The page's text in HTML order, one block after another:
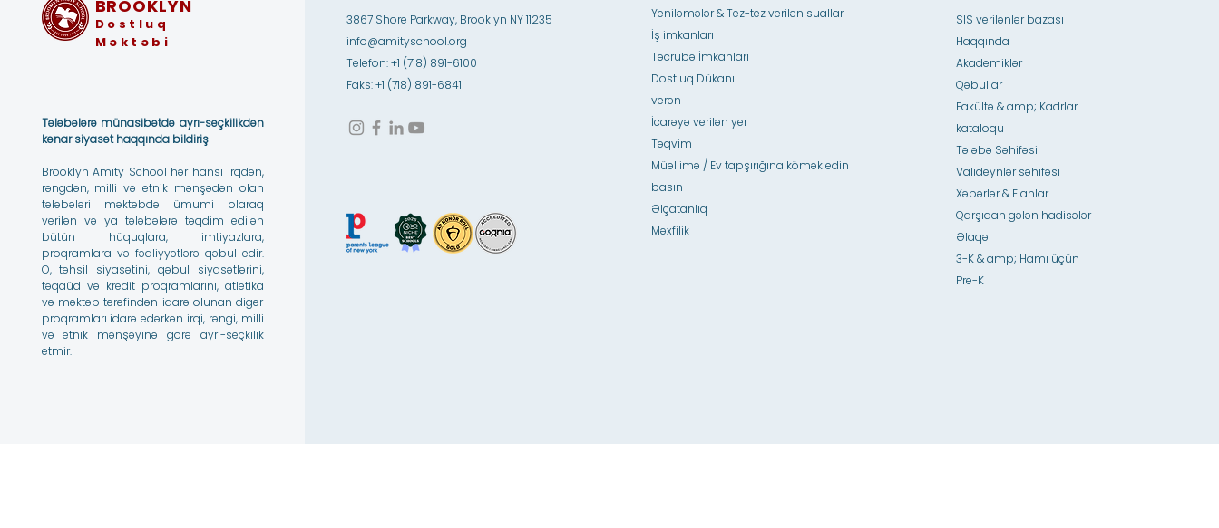
BROOKLYN
Dostluq
Məktəbi
Tələbələrə münasibətdə ayrı-seçkilikdən
kənar siyasət haqqında bildiriş
Brooklyn Amity School hər hansı irqdən,
rəngdən, milli və etnik mənşədən olan
tələbələri məktəbdə ümumi olaraq
verilən və ya tələbələrə təqdim edilən
bütün hüquqlara, imtiyazlara,
proqramlara və fəaliyyətlərə qəbul edir.
O, təhsil siyasətini, qəbul siyasətlərini,
təqaüd və kredit proqramlarını, atletika
və məktəb tərəfindən idarə olunan digər
proqramları idarə edərkən irqi, rəngi, milli
və etnik mənşəyinə görə ayrı-seçkilik
etmir.
3867 Shore Parkway, Brooklyn NY 11235
info@amityschool.org
Telefon: +1 (718) 891-6100
Faks: +1 (718) 891-6841
Yeniləmələr & Tez-tez verilən suallar
İş imkanları
Təcrübə İmkanları
Dostluq Dükanı
verən
İcarəyə verilən yer
Təqvim
Müəllimə / Ev tapşırığına kömək edin
basın
Əlçatanlıq
Məxfilik
SIS verilənlər bazası
Haqqında
Akademiklər
Qəbullar
Fakültə & amp; Kadrlar
kataloqu
Tələbə Səhifəsi
Valideynlər səhifəsi
Xəbərlər & Elanlar
Qarşıdan gələn hadisələr
Əlaqə
3-K & amp; Hamı üçün
Pre-K